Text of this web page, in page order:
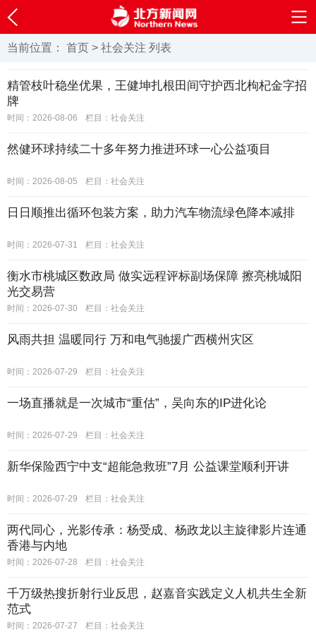
当前位置： 首页 > 社会关注 列表
精管枝叶稳坐优果，王健坤扎根田间守护西北枸杞金字招
牌
时间：2026-08-06 栏目： 社会关注
然健环球持续二十多年努力推进环球一心公益项目
时间：2026-08-05 栏目： 社会关注
日日顺推出循环包装方案，助力汽车物流绿色降本减排
时间：2026-07-31 栏目： 社会关注
衡水市桃城区数政局 做实远程评标副场保障 擦亮桃城阳
光交易营
时间：2026-07-30 栏目： 社会关注
风雨共担 温暖同行 万和电气驰援广西横州灾区
时间：2026-07-29 栏目： 社会关注
一场直播就是一次城市“重估”，吴向东的IP进化论
时间：2026-07-29 栏目： 社会关注
新华保险西宁中支“超能急救班”7月 公益课堂顺利开讲
时间：2026-07-29 栏目： 社会关注
两代同心，光影传承：杨受成、杨政龙以主旋律影片连通
香港与内地
时间：2026-07-28 栏目： 社会关注
千万级热搜折射行业反思，赵嘉音实践定义人机共生全新
范式
时间：2026-07-27 栏目： 社会关注